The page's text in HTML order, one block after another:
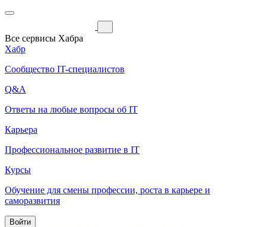
Все сервисы Хабра
Хабр
Сообщество IT-специалистов
Q&A
Ответы на любые вопросы об IT
Карьера
Профессиональное развитие в IT
Курсы
Обучение для смены профессии, роста в карьере и
саморазвития
Войти